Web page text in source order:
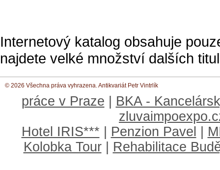
Internetový katalog obsahuje
najdete velké množství dalších
© 2026 Všechna práva vyhrazena. Antikvariát Petr Vintrlík
práce v Praze
BKA -
Hotel IRIS***
Penzion Pavel
Kolobka Tour
Rehabilitace